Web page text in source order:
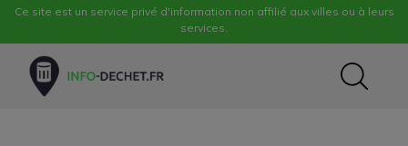
Ce site est un service privé d'information non affilié aux villes ou à leurs
services.